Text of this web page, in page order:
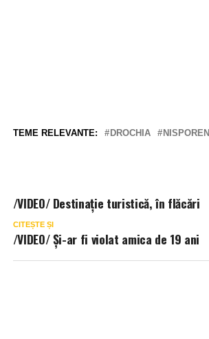
TEME RELEVANTE: DROCHIA NISPORENI
/VIDEO/ Destinație turistică, în flăcări
CITEȘTE ȘI
/VIDEO/ Și-ar fi violat amica de 19 ani